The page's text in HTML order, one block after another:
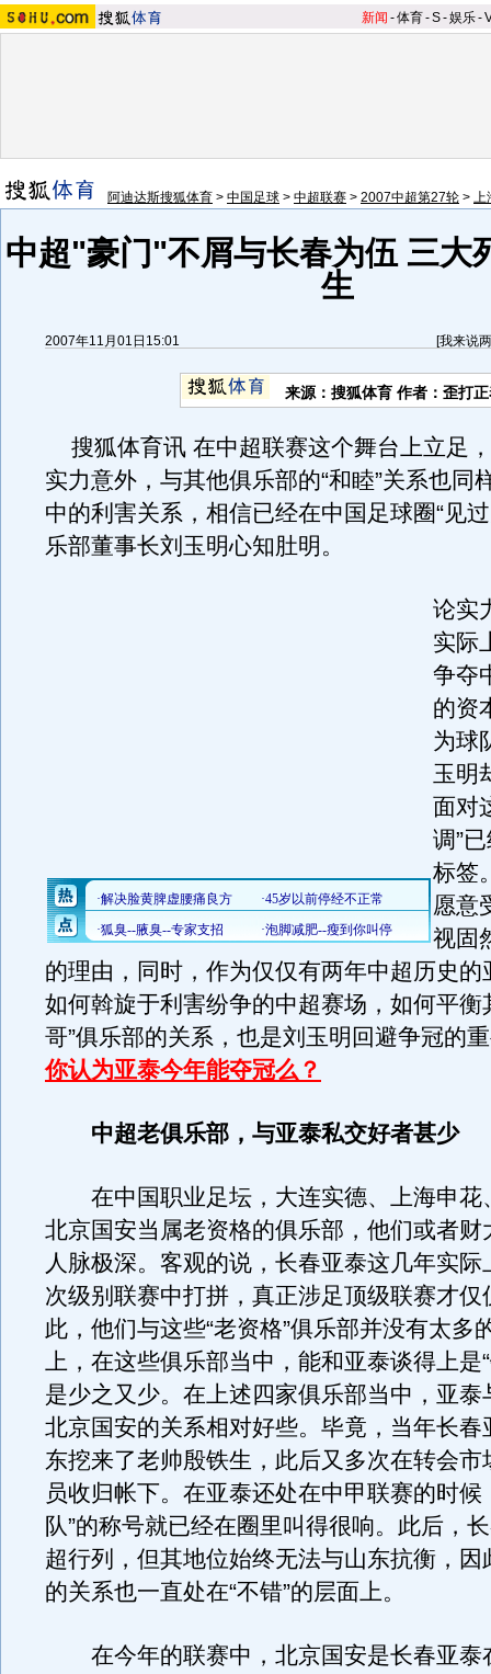
新闻 -体育-S-娱乐-
阿迪达斯搜狐体育 > 中国足球 > 中超联赛 > 2007中超第27轮 > 上
中超"豪门"不屑与长春为伍 三大
生
2007年11月01日15:01 [我来说
来源：搜狐体育 作者：歪打
搜狐体育讯 在中超联赛这个舞台上立足
实力意外，与其他俱乐部的“和睦”关系也同
中的利害关系，相信已经在中国足球圈“见
乐部董事长刘玉明心知肚明。
论实
实际
争夺
的资
为球
玉明
面对
调”
标签
愿意
视固
的理由，同时，作为仅仅有两年中超历史的
如何斡旋于利害纷争的中超赛场，如何平衡
哥”俱乐部的关系，也是刘玉明回避争冠的
你认为亚泰今年能夺冠么？
中超老俱乐部，与亚泰私交好者甚少
在中国职业足坛，大连实德、上海申花
北京国安当属老资格的俱乐部，他们或者财
人脉极深。客观的说，长春亚泰这几年实际
次级别联赛中打拼，真正涉足顶级联赛才仅
此，他们与这些“老资格”俱乐部并没有太多
上，在这些俱乐部当中，能和亚泰谈得上是
是少之又少。在上述四家俱乐部当中，亚泰
北京国安的关系相对好些。毕竟，当年长春
东挖来了老帅殷铁生，此后又多次在转会市
员收归帐下。在亚泰还处在中甲联赛的时候
队”的称号就已经在圈里叫得很响。此后，
超行列，但其地位始终无法与山东抗衡，因
的关系也一直处在“不错”的层面上。
在今年的联赛中，北京国安是长春亚泰